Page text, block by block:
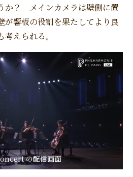
か？ メインカメラは壁側に置
が響板の役割を果たしてより良
えられる。
の配信画面